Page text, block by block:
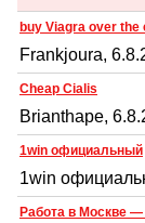
buy Viagra over the
Frankjoura,
Cheap Cialis
Brianthape,
1win официальный
1win
Работа в Москве —